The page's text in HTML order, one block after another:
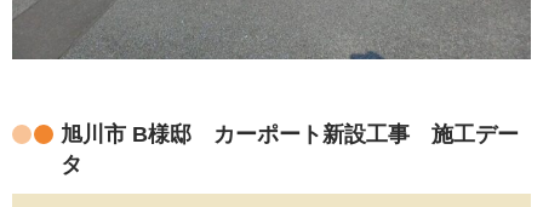
旭川市 B様邸 カーポート新設工事 施工デー
タ